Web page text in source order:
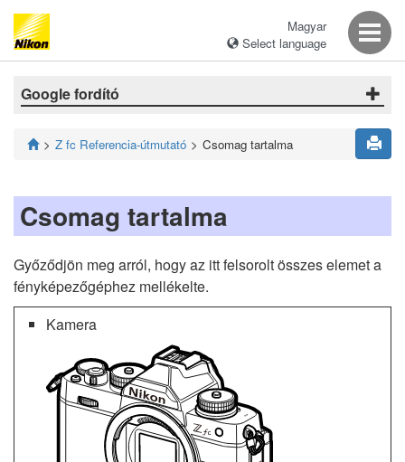
Magyar
Select language
Google fordító
Z fc Referencia-útmutató Csomag tartalma
Csomag tartalma
Győződjön meg arról, hogy az itt felsorolt összes elemet a
fényképezőgéphez mellékelte.
Kamera